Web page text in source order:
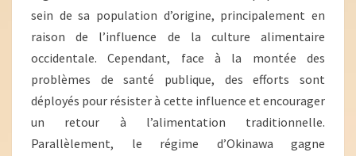
sein de sa population d’origine, principalement en
raison de l’influence de la culture alimentaire
occidentale. Cependant, face à la montée des
problèmes de santé publique, des efforts sont
déployés pour résister à cette influence et encourager
un retour à l’alimentation traditionnelle.
Parallèlement, le régime d’Okinawa gagne